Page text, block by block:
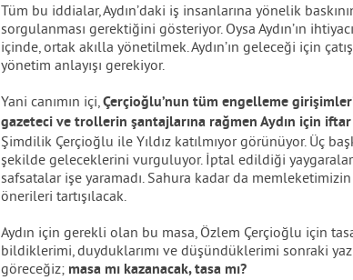
Tüm bu iddialar, Aydın’daki iş insanlarına yönelik
sorgulanması gerektiğini gösteriyor. Oysa Aydın’ın
içinde, ortak akılla yönetilmek. Aydın’ın geleceği için
yönetim anlayışı gerekiyor.
Yani canımın içi,Çerçioğlu’nun tüm engelleme
gazeteci ve trollerin şantajlarına rağmen Aydın için
Şimdilik Çerçioğlu ile Yıldız katılmıyor görünüyor. Üç
şekilde geleceklerini vurguluyor. İptal edildiği
safsatalar işe yaramadı. Sahura kadar da
önerileri tartışılacak.
Aydın için gerekli olan bu masa, Özlem Çerçioğlu için
bildiklerimi, duyduklarımı ve düşündüklerimi sonraki
göreceğiz; masa mı kazanacak, tasa mı?